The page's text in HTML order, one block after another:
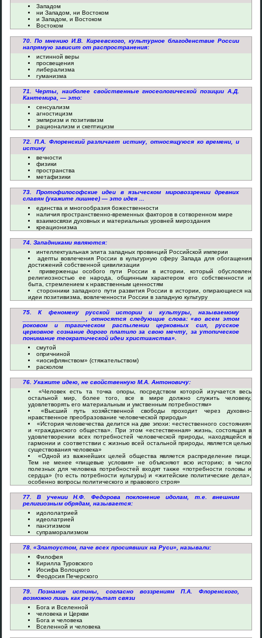
Западом
ни Западом, ни Востоком
и Западом, и Востоком
Востоком
70. По мнению И.В. Киреевского, культурное благоденствие России
напрямую зависит от распространения:
истинной веры
просвещения
либерализма
гуманизма
71. Черты, наиболее свойственные гносеологической позиции А.Д.
Кантемира, — это:
сенсуализм
агностицизм
эмпиризм и позитивизм
рационализм и скептицизм
72. П.А. Флоренский различает истину, относящуюся ко времени, и
истину
вечности
физики
пространства
метафизики
73. Протофилософские идеи в языческом мировоззрении древних
славян (укажите лишнее) — это идея ...
единства и многообразия божественности
наличия пространственно-временных факторов в сотворенном мире
взаимосвязи духовных и материальных уровней мироздания
креационизма
74. Западниками являются:
интеллектуальная элита западных провинций Российской империи
адепты вовлечения России в культурную сферу Запада для обогащения
достижений собственной цивилизации
приверженцы особого пути России в истории, который обусловлен
религиозностью ее народа, общинным характером его собственности и
быта, стремлением к нравственным ценностям
сторонники западного пути развития России в истории, опирающиеся на
идеи позитивизма, вовлеченности России в западную культуру
75. К феномену русской истории и культуры, называемому
__________________, относятся следующие слова: «во всем этом
роковом и трагическом распылении церковных сил, русское
церковное сознание дорого платило за свою мечту, за утопическое
понимание теократической идеи христианства».
смутой
опричниной
«иосифлянством» (стяжательством)
расколом
76. Укажите идею, не свойственную М.А. Антоновичу:
«Человек есть та точка опоры, посредством которой изучается весь
остальной мир, более того, все в мире должно служить человеку,
удовлетворять его материальным и умственным потребностям»
«Высший путь хозяйственной свободы проходит через духовно-
нравственное преобразование человеческой природы»
«История человечества делится на две эпохи: «естественного состояния»
и «гражданского общества». При этом «естественная» жизнь, состоящая в
удовлетворении всех потребностей человеческой природы, находящейся в
гармонии и соответствии с жизнью всей остальной природы, является целью
существования человека»
«Одной из важнейших целей общества является распределение пищи.
Тем не менее «пищевые условия» не объясняют всю историю; в число
полезных для человека потребностей входят также «потребности головы и
сердца» (то есть потребности культуры) и «житейские политические дела»,
особенно вопросы политического и правового строя»
77. В учении Н.Ф. Федорова поклонение идолам, т.е. внешним
религиозным обрядам, называется:
идололатрией
идеолатрией
панэтизмом
супраморализмом
78. «Златоустом, паче всех просиявших на Руси», называли:
Филофея
Кирилла Туровского
Иосифа Волоцкого
Феодосия Печерского
79. Познание истины, согласно воззрениям П.А. Флоренского,
возможно лишь как результат связи
Бога и Вселенной
человека и Церкви
Бога и человека
Вселенной и человека